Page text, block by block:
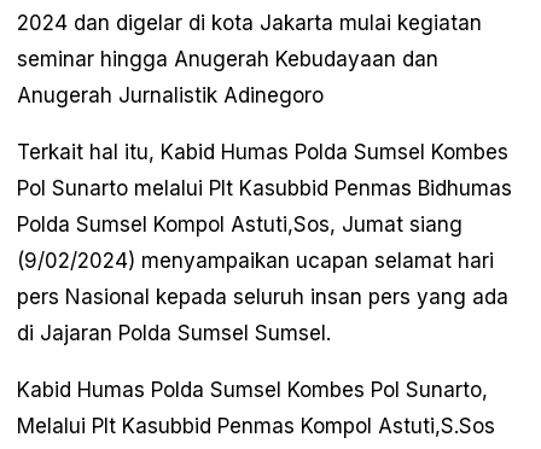
2024 dan digelar di kota Jakarta mulai kegiatan
seminar hingga Anugerah Kebudayaan dan
Anugerah Jurnalistik Adinegoro
Terkait hal itu, Kabid Humas Polda Sumsel Kombes
Pol Sunarto melalui Plt Kasubbid Penmas Bidhumas
Polda Sumsel Kompol Astuti,Sos, Jumat siang
(9/02/2024) menyampaikan ucapan selamat hari
pers Nasional kepada seluruh insan pers yang ada
di Jajaran Polda Sumsel Sumsel.
Kabid Humas Polda Sumsel Kombes Pol Sunarto,
Melalui Plt Kasubbid Penmas Kompol Astuti,S.Sos